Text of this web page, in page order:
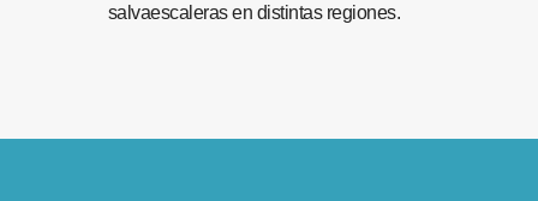
salvaescaleras en distintas regiones.